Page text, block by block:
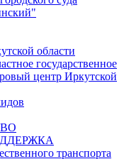
области
государственное
центр Иркутской
транспорта